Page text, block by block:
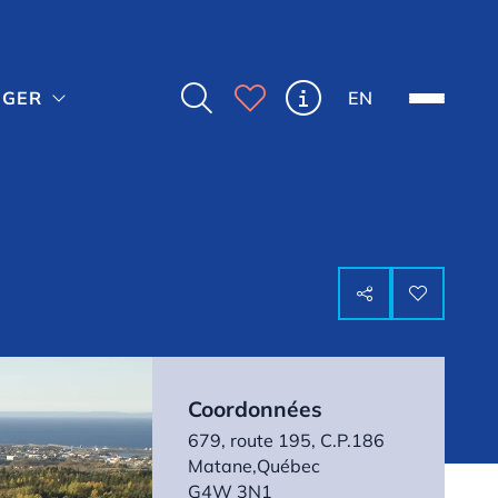
    EN
 
Coordonnées
679, route 195, C.P.186
Matane,Québec
G4W 3N1